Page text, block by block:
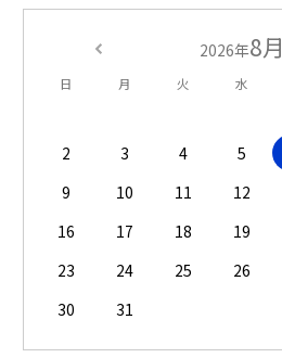
2026年8月
日 月 火 水
2
3 4 5
9
10 11 12
16
17 18 19
23
24 25 26
30
31